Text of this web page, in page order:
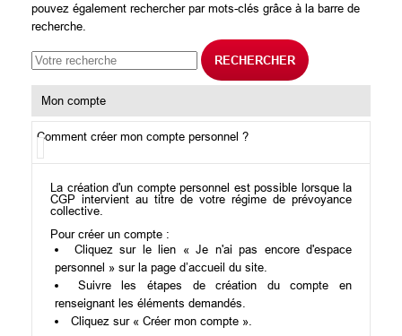
pouvez également rechercher par mots-clés grâce à la barre de
recherche.
RECHERCHER
Mon compte
Comment créer mon compte personnel ?
La création d'un compte personnel est possible lorsque la
CGP intervient au titre de votre régime de prévoyance
collective.
Pour créer un compte :
Cliquez sur le lien « Je n'ai pas encore d'espace
personnel » sur la page d’accueil du site.
Suivre les étapes de création du compte en
renseignant les éléments demandés.
Cliquez sur « Créer mon compte ».